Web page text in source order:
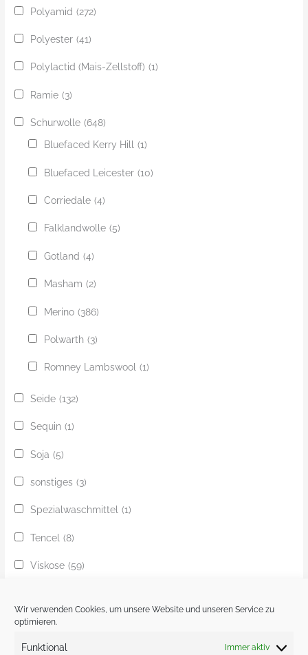
Wir verwenden Cookies, um unsere Website und unseren Service zu
optimieren.
Funktional Immer aktiv
Polyamid (272)
Polyester (41)
Polylactid (Mais-Zellstoff) (1)
Ramie (3)
Schurwolle (648)
Bluefaced Kerry Hill
(1)
Bluefaced Leicester (10)
Corriedale (4)
Falklandwolle (5)
Gotland (4)
Masham (2)
Merino (386)
Polwarth (3)
Romney Lambswool (1)
Seide (132)
Sequin (1)
Soja (5)
sonstiges (3)
Spezialwaschmittel (1)
Tencel (8)
Viskose (59)
Ziege
Zobel (1)